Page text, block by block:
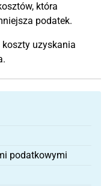
która
podatek.
uzyskania
podatkowymi